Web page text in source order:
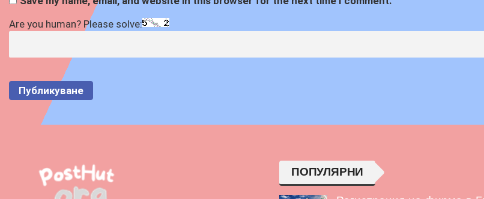
Are you human? Please solve:
ПОПУЛЯРНИ